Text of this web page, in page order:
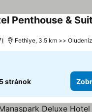
Penthouse &
Fethiye, 3.5 km >> Oludeniz
5 stránok